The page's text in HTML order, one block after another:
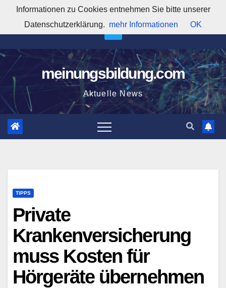
springen
12:52:16 PM
meinungsbildung.com
Aktuelle News
TIPPS
Private
Krankenversicherung
muss Kosten für
Hörgeräte übernehmen
Informationen zu Cookies entnehmen Sie bitte unserer
Datenschutzerklärung. mehr Informationen OK